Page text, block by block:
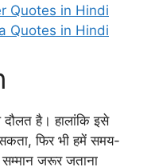
Quotes in Hindi
Quotes in Hindi
दौलत है। हालांकि इसे
सकता, फिर भी हमें समय-
जरूर जताना